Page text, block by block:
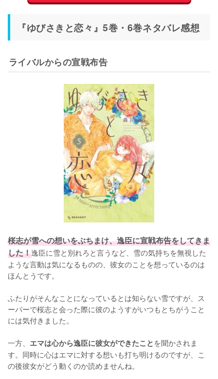
『ゆびさきと恋々』5巻・6巻ネタバレ感想
ライバルからの宣戦布告
桜志が雪への想いをぶちまけ、逸臣に宣戦布告をしてきま
した！逸臣に雪と別れろと言うなど、雪の気持ちを無視した
ような言動は気になるものの、彼女のことを想っているのは
ほんとうです。
ふたりがそんなことになっているとは知らない雪ですが、ス
ーパーで桜志と会った際に彼のようすがいつもとちがうこと
には気付きました。
一方、 エマは心から逸臣に彼女ができたことを聞かされま
す。同時に心はエマに対する想いも打ち明けるのですが、こ
の後彼女がどう動くのか読めませんね。